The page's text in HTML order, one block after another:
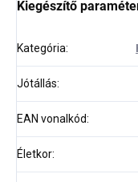
Kiegészítő
Kategória:
Jótállás:
EAN vonalkód:
Életkor: